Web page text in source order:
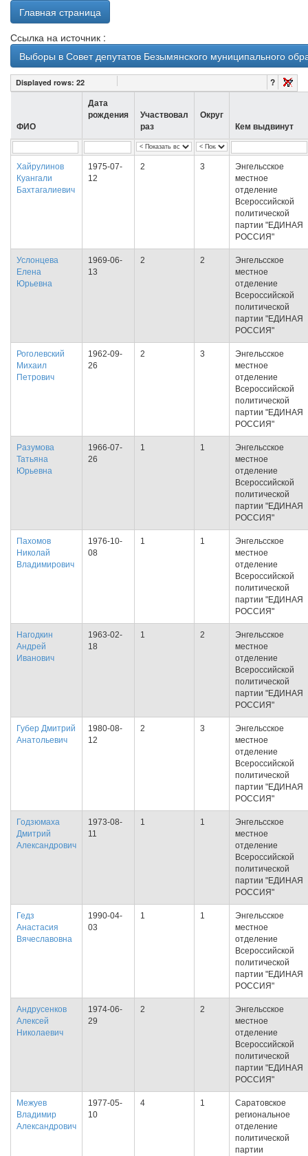
Главная страница
Ссылка на источник :
Выборы в Совет депутатов Безымянского муниципального
Displayed rows: 22 ?
ФИО
Дата
рождения
Участвовал
раз
Округ
Кем выдвинут
Хайрулинов
Куангали
Бахтагалиевич
1975-07-
12
2 3
Энгельсское
местное
отделение
Всероссийской
политической
партии "ЕДИНАЯ
РОССИЯ"
Услонцева
Елена
Юрьевна
1969-06-
13
2 2
Энгельсское
местное
отделение
Всероссийской
политической
партии "ЕДИНАЯ
РОССИЯ"
Роголевский
Михаил
Петрович
1962-09-
26
2 3
Энгельсское
местное
отделение
Всероссийской
политической
партии "ЕДИНАЯ
РОССИЯ"
Разумова
Татьяна
Юрьевна
1966-07-
26
1 1
Энгельсское
местное
отделение
Всероссийской
политической
партии "ЕДИНАЯ
РОССИЯ"
Пахомов
Николай
Владимирович
1976-10-
08
1 1
Энгельсское
местное
отделение
Всероссийской
политической
партии "ЕДИНАЯ
РОССИЯ"
Нагодкин
Андрей
Иванович
1963-02-
18
1 2
Энгельсское
местное
отделение
Всероссийской
политической
партии "ЕДИНАЯ
РОССИЯ"
Губер Дмитрий
Анатольевич
1980-08-
12
2 3
Энгельсское
местное
отделение
Всероссийской
политической
партии "ЕДИНАЯ
РОССИЯ"
Годзюмаха
Дмитрий
Александрович
1973-08-
11
1 1
Энгельсское
местное
отделение
Всероссийской
политической
партии "ЕДИНАЯ
РОССИЯ"
Гедз
Анастасия
Вячеславовна
1990-04-
03
1 1
Энгельсское
местное
отделение
Всероссийской
политической
партии "ЕДИНАЯ
РОССИЯ"
Андрусенков
Алексей
Николаевич
1974-06-
29
2 2
Энгельсское
местное
отделение
Всероссийской
политической
партии "ЕДИНАЯ
РОССИЯ"
Межуев
Владимир
Александрович
1977-05-
10
4 1
Саратовское
региональное
отделение
политической
партии